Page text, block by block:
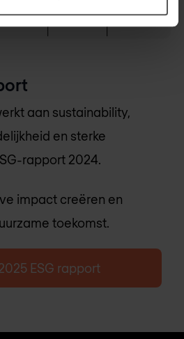
aan sustainability,
en sterke
rapport 2024.
impact creëren en
toekomst.
ESG rapport